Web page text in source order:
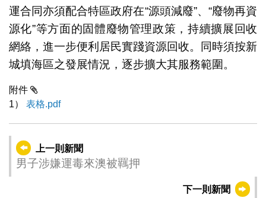
運合同亦須配合特區政府在“源頭減廢”、“廢物再資
源化”等方面的固體廢物管理政策，持續擴展回收
網絡，進一步便利居民實踐資源回收。同時須按新
城填海區之發展情況，逐步擴大其服務範圍。
附件
1）
表格.pdf
上一則新聞
男子涉嫌運毒來澳被羈押
下一則新聞